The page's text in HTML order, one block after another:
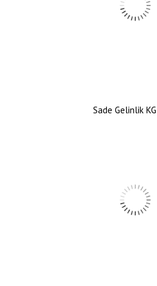
Sade Gelinlik